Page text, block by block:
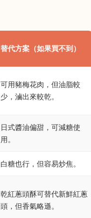
替代方案（如果買不到）
可用豬梅花肉，但油脂較
少，滷出來較乾。
日式醬油偏甜，可減糖使
用。
白糖也行，但容易炒焦。
乾紅蔥頭酥可替代新鮮紅蔥
頭，但香氣略遜。